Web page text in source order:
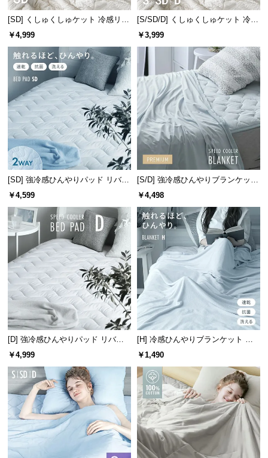
ポ
ー
ト
知
ら
せ
ブ
ロ
グ
企
情
報
[SD] くしゅくしゅケット 冷感リバ
ーシブル 洗える
￥4,999
[S/SD/D] くしゅくしゅケット 冷感
リバーシブル 洗える
￥3,999
[SD] 強冷感ひんやりパッド リバー
シブル プレミアム 速乾 抗菌 洗え
￥4,599
[S/D] 強冷感ひんやりブランケット
リバーシブル プレミアム 速乾 抗
￥4,498
[D] 強冷感ひんやりパッド リバー
シブル プレミアム 速乾 抗菌 洗え
￥4,999
[H] 冷感ひんやりブランケット リ
￥1,490